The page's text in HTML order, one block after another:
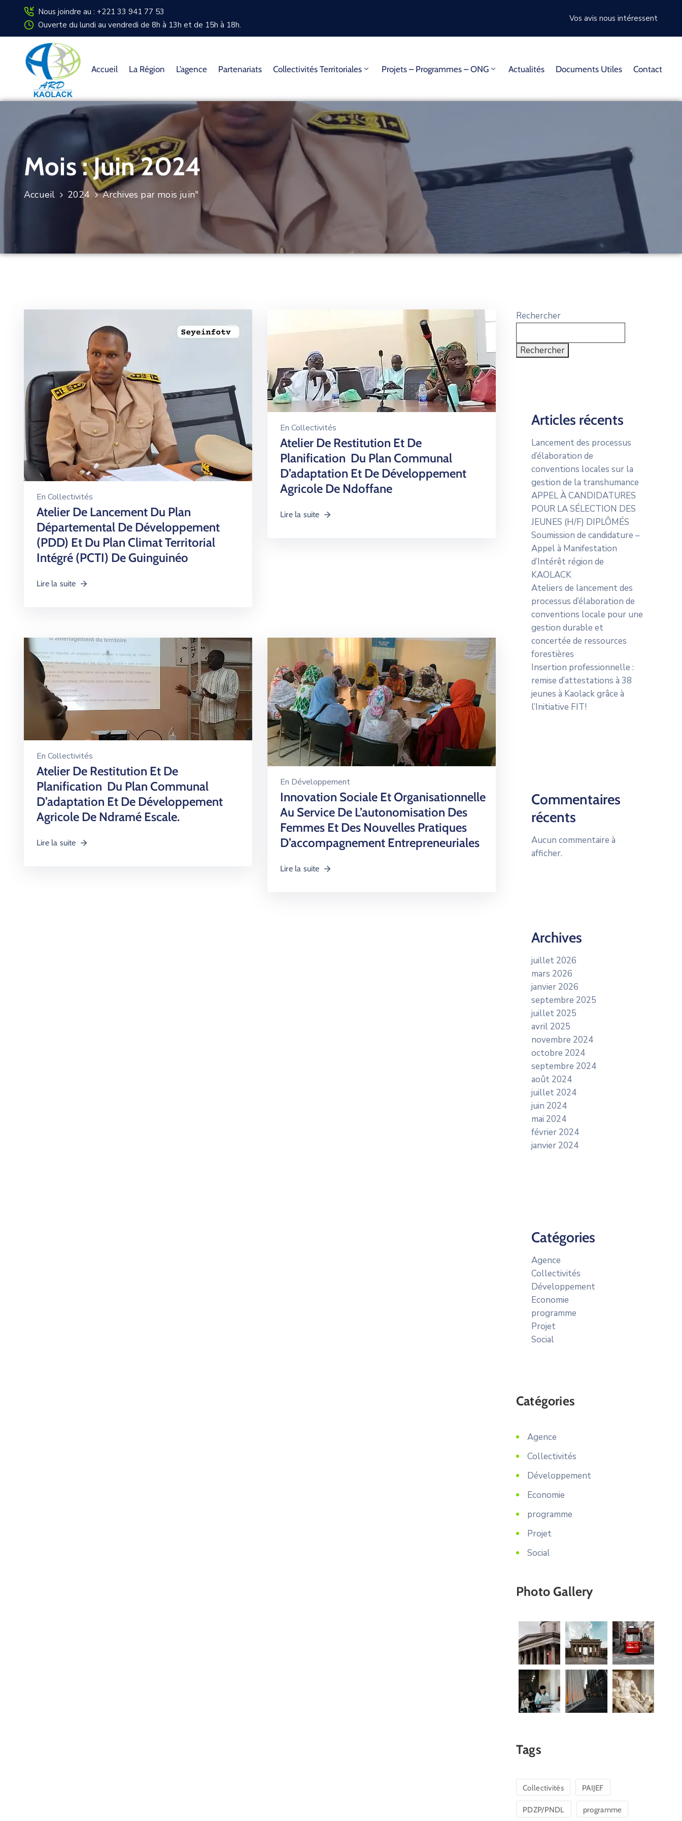
Nous joindre au : +221 33 941 77 53
Ouverte du lundi au vendredi de 8h à 13h et de 15h à 18h.
Vos avis nous intéressent
Accueil La Région L’agence Partenariats Collectivités Territoriales Projets – Programmes – ONG Actualités Documents Utiles Contact
Mois :Juin 2024
Accueil 2024 Archives par mois juin"
En Collectivités
Atelier De Lancement Du Plan
Départemental De Développement
(PDD) Et Du Plan Climat Territorial
Intégré (PCTI) De Guinguinéo
Lire la suite
En Collectivités
Atelier De Restitution Et De
Planification Du Plan Communal
D’adaptation Et De Développement
Agricole De Ndoffane
Lire la suite
En Collectivités
Atelier De Restitution Et De
Planification Du Plan Communal
D’adaptation Et De Développement
Agricole De Ndramé Escale.
Lire la suite
En Développement
Innovation Sociale Et Organisationnelle
Au Service De L’autonomisation Des
Femmes Et Des Nouvelles Pratiques
D’accompagnement Entrepreneuriales
Lire la suite
Rechercher
Rechercher
Articles récents
Lancement des processus
d’élaboration de
conventions locales sur la
gestion de la transhumance
APPEL À CANDIDATURES
POUR LA SÉLECTION DES
JEUNES (H/F) DIPLÔMÉS
Soumission de candidature –
Appel à Manifestation
d’Intérêt région de
KAOLACK
Ateliers de lancement des
processus d’élaboration de
conventions locale pour une
gestion durable et
concertée de ressources
forestières
Insertion professionnelle :
remise d’attestations à 38
jeunes à Kaolack grâce à
l’Initiative FIT!
Commentaires
récents
Aucun commentaire à
afficher.
Archives
juillet 2026
mars 2026
janvier 2026
septembre 2025
juillet 2025
avril 2025
novembre 2024
octobre 2024
septembre 2024
août 2024
juillet 2024
juin 2024
mai 2024
février 2024
janvier 2024
Catégories
Agence
Collectivités
Développement
Economie
programme
Projet
Social
Catégories
Agence
Collectivités
Développement
Economie
programme
Projet
Social
Photo Gallery
Tags
Collectivités PAIJEF
PDZP/PNDL programme